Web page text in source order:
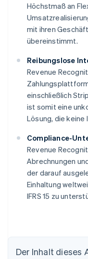
Höchstmaß an
mit ihren
übereinstimmt.
Reibungslose
Revenue
einschließlich
ist somit eine
Lösung, die
Compliance-
Revenue
Abrechnungen
der darauf
Einhaltung
IFRS 15 zu
Der Inhalt dieses